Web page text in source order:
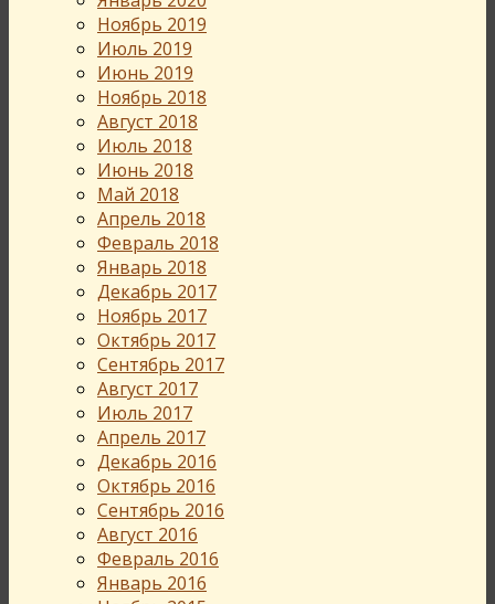
Ноябрь 2019
Июль 2019
Июнь 2019
Ноябрь 2018
Август 2018
Июль 2018
Июнь 2018
Май 2018
Апрель 2018
Февраль 2018
Январь 2018
Декабрь 2017
Ноябрь 2017
Октябрь 2017
Сентябрь 2017
Август 2017
Июль 2017
Апрель 2017
Декабрь 2016
Октябрь 2016
Сентябрь 2016
Август 2016
Февраль 2016
Январь 2016